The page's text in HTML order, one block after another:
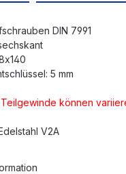
DIN 7991
5 mm
können
V2A